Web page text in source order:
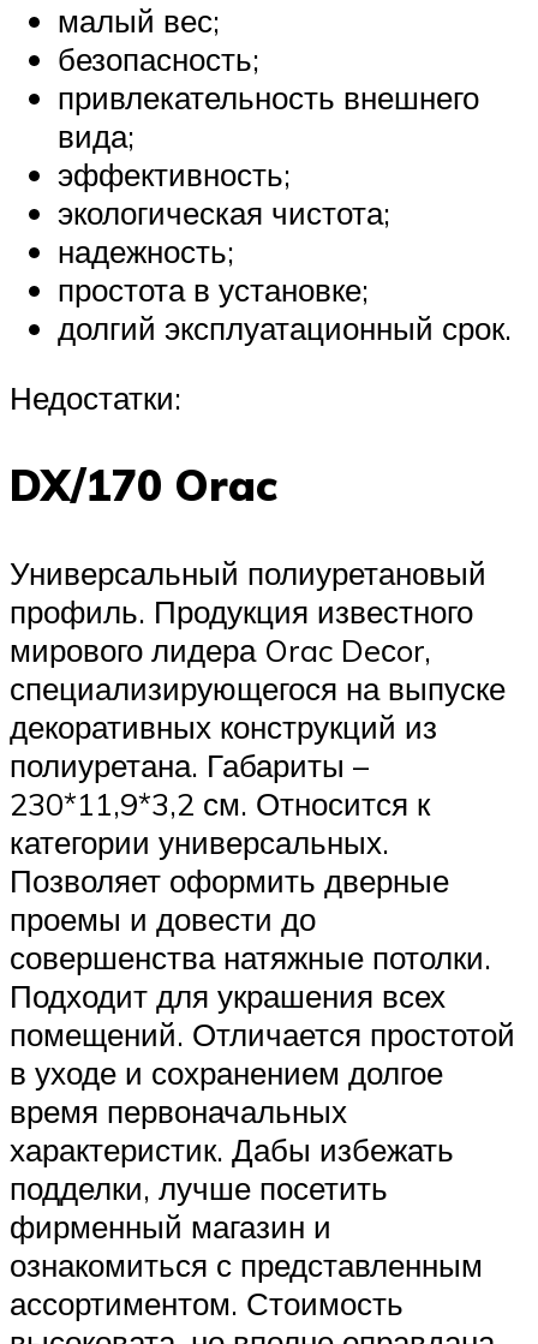
малый вес;
безопасность;
привлекательность внешнего
вида;
эффективность;
экологическая чистота;
надежность;
простота в установке;
долгий эксплуатационный срок.
Недостатки:
DX/170 Orac
Универсальный полиуретановый
профиль. Продукция известного
мирового лидера Orac Deсor,
специализирующегося на выпуске
декоративных конструкций из
полиуретана. Габариты –
230*11,9*3,2 см. Относится к
категории универсальных.
Позволяет оформить дверные
проемы и довести до
совершенства натяжные потолки.
Подходит для украшения всех
помещений. Отличается простотой
в уходе и сохранением долгое
время первоначальных
характеристик. Дабы избежать
подделки, лучше посетить
фирменный магазин и
ознакомиться с представленным
ассортиментом. Стоимость